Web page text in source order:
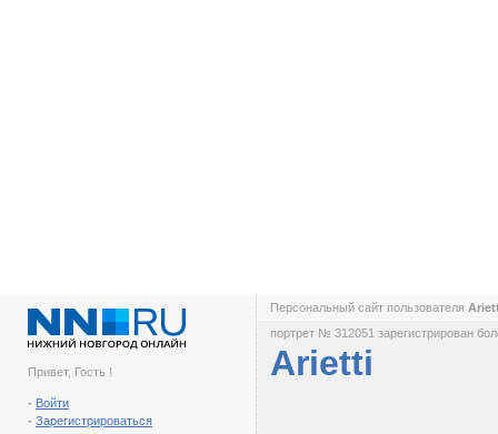
Привет, Гость !
- Войти
- Зарегистрироваться
Персональный сайт пользователя
портрет № 312051 зарегистрирован
Arietti